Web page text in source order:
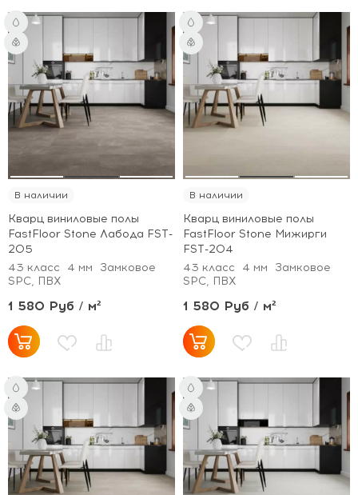
В наличии
Кварц виниловые полы
FastFloor Stone Лабода FST-
205
43 класс
4 мм
Замковое
SPC, ПВХ
1 580 Руб / м²
В наличии
Кварц виниловые полы
FastFloor Stone Мижирги
FST-204
43 класс
4 мм
Замковое
SPC, ПВХ
1 580 Руб / м²